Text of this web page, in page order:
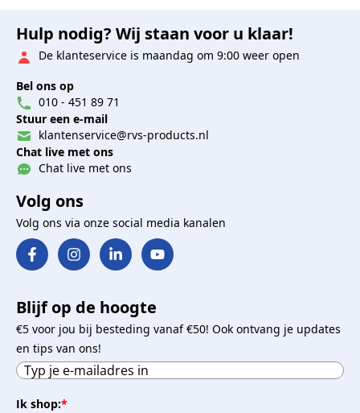
Hulp nodig? Wij staan voor u klaar!
De klanteservice is maandag om 9:00 weer open
Bel ons op
010 - 451 89 71
Stuur een e-mail
klantenservice@rvs-products.nl
Chat live met ons
Chat live met ons
Volg ons
Volg ons via onze social media kanalen
Blijf op de hoogte
€5 voor jou bij besteding vanaf €50! Ook ontvang je updates
en tips van ons!
Ik shop:*